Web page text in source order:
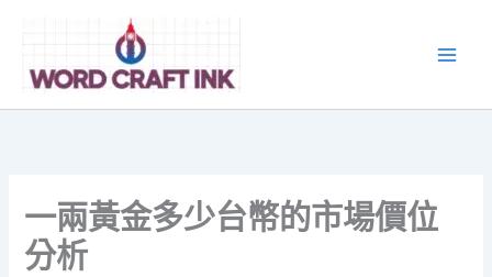
一兩黃金多少台幣的市場價位
分析